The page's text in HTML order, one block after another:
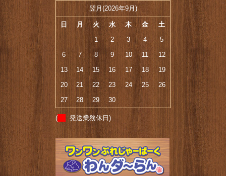
翌月(2026年9月)
日 月 火 水 木 金
土
1
2 3 4
5
6
7 8 9 10 11
12
13
14 15 16 17 18
19
20
21 22 23 24 25
26
27
28 29 30
( 発送業務休日)